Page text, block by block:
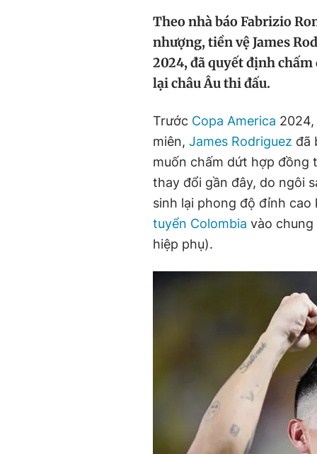
Theo nhà báo Fabrizio
nhượng, tiền vệ James
2024, đã quyết định
lại châu Âu thi đấu.
Trước Copa America
miên, James Rodriguez đã
muốn chấm dứt hợp đồng
thay đổi gần đây, do ngôi
sinh lại phong độ đỉnh
tuyển Colombia vào
hiệp phụ).